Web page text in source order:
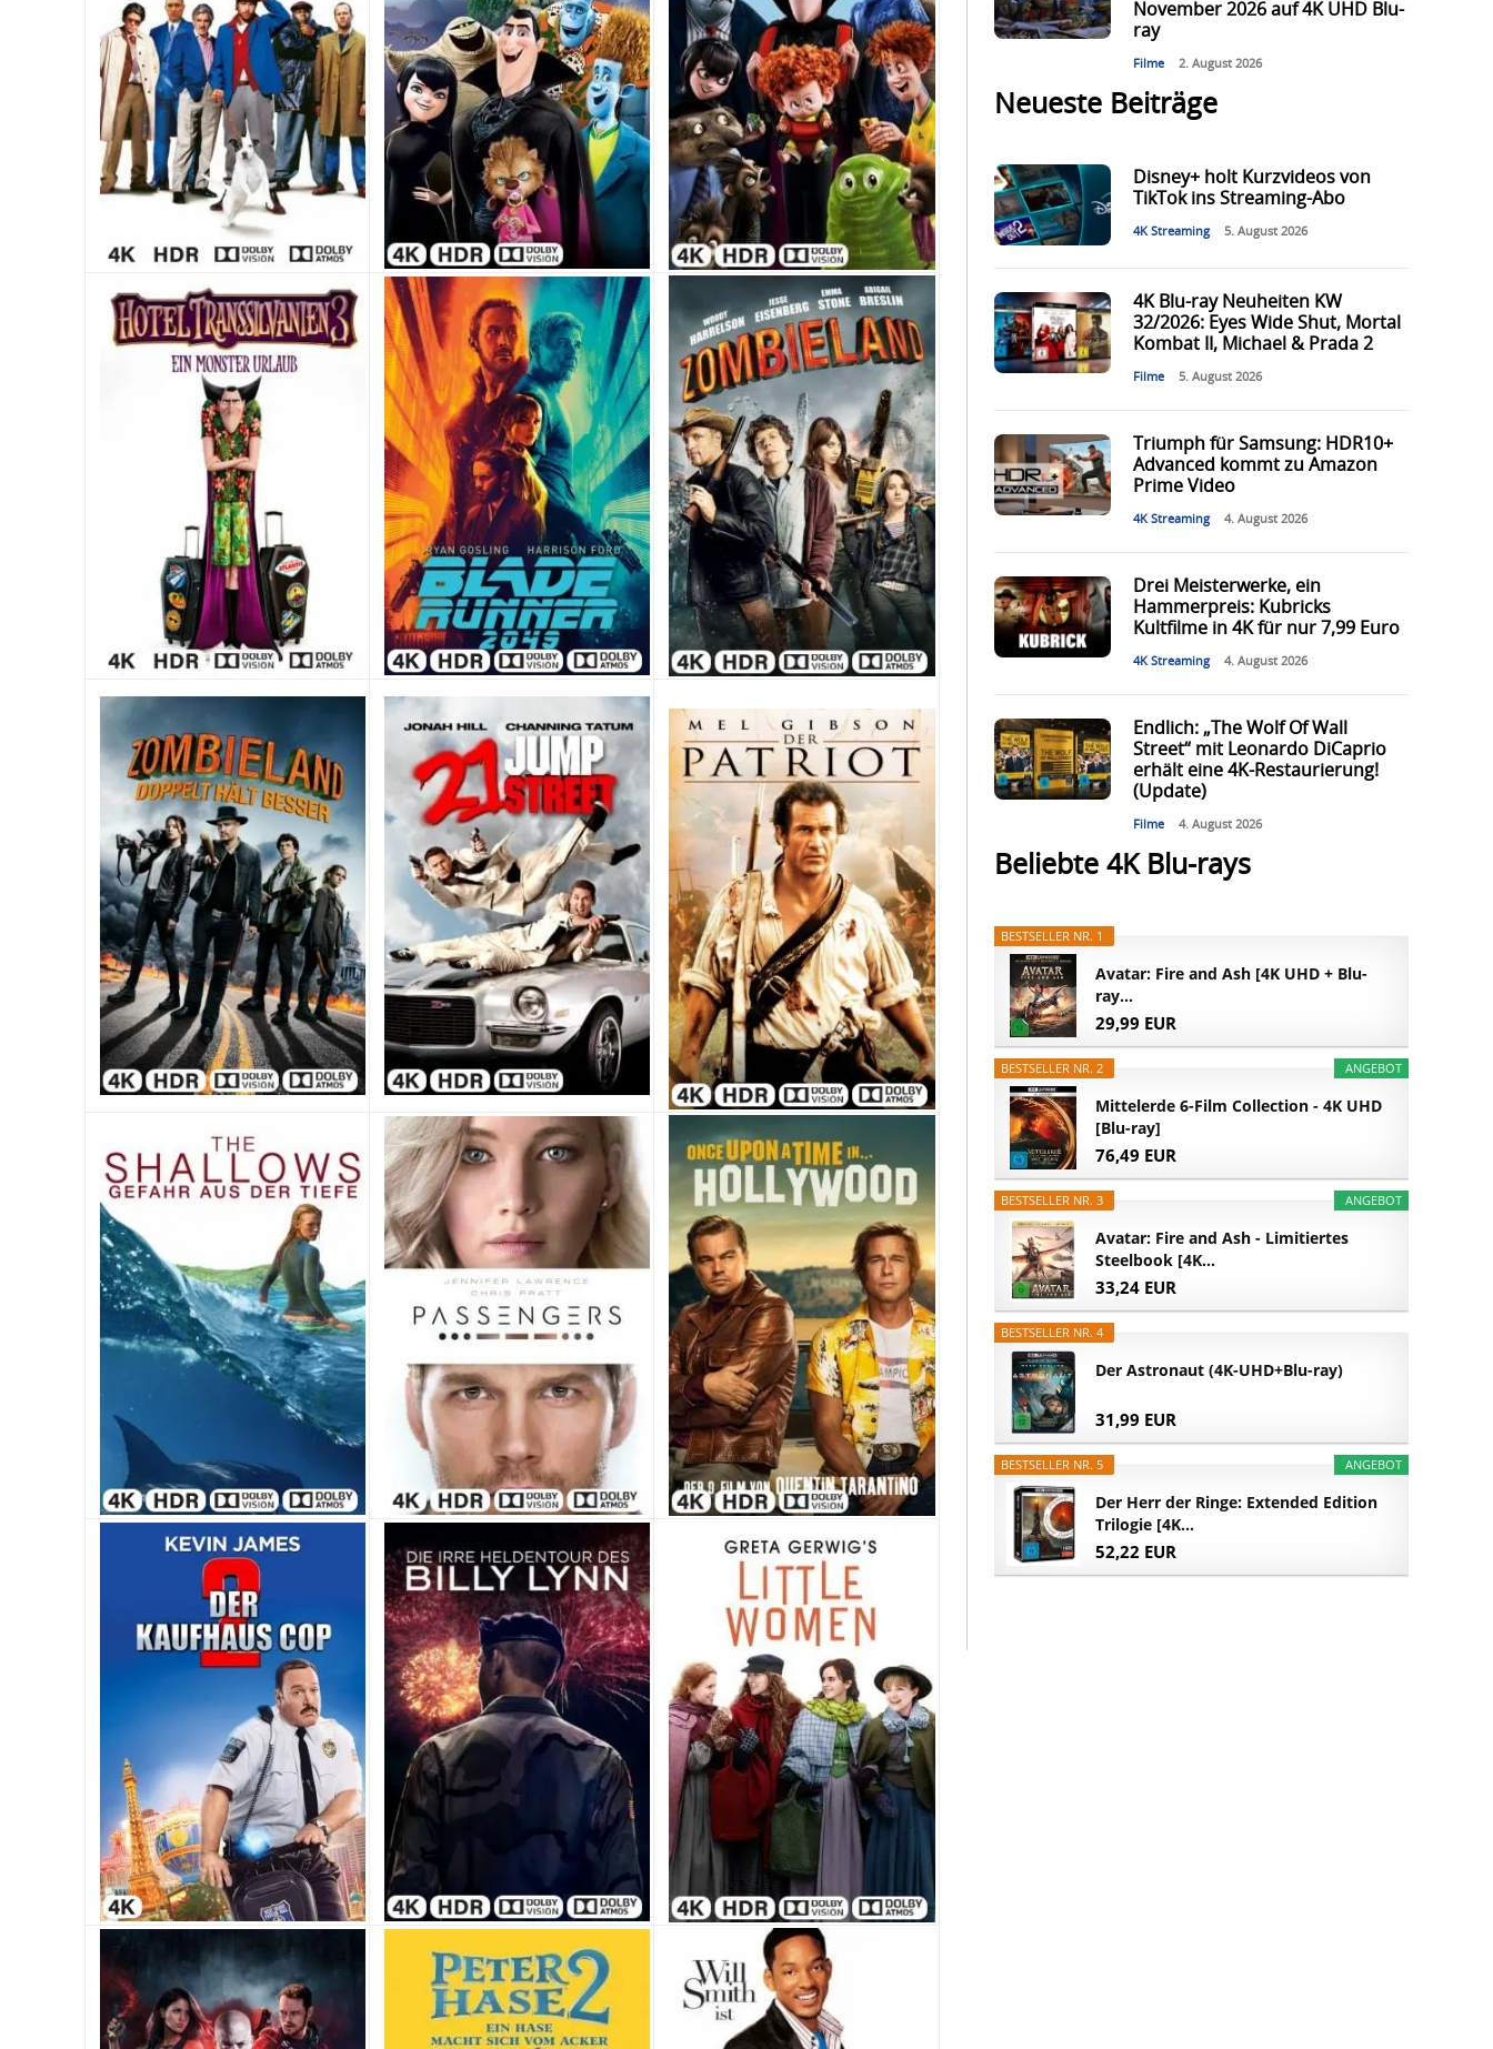
November 2026 auf 4K UHD Blu-
ray
Filme 2. August 2026
Neueste Beiträge
Disney+ holt Kurzvideos von
TikTok ins Streaming-Abo
4K Streaming 5. August 2026
4K Blu-ray Neuheiten KW
32/2026: Eyes Wide Shut, Mortal
Kombat II, Michael & Prada 2
Filme 5. August 2026
Triumph für Samsung: HDR10+
Advanced kommt zu Amazon
Prime Video
4K Streaming 4. August 2026
Drei Meisterwerke, ein
Hammerpreis: Kubricks
Kultfilme in 4K für nur 7,99 Euro
4K Streaming 4. August 2026
Endlich: „The Wolf Of Wall
Street“ mit Leonardo DiCaprio
erhält eine 4K-Restaurierung!
(Update)
Filme 4. August 2026
Beliebte 4K Blu-rays
BESTSELLER NR. 1
Avatar: Fire and Ash [4K UHD + Blu-
ray...
29,99 EUR
ANGEBOT
BESTSELLER NR. 2
Mittelerde 6-Film Collection - 4K UHD
[Blu-ray]
76,49 EUR
ANGEBOT
BESTSELLER NR. 3
Avatar: Fire and Ash - Limitiertes
Steelbook [4K...
33,24 EUR
BESTSELLER NR. 4
Der Astronaut (4K-UHD+Blu-ray)
31,99 EUR
ANGEBOT
BESTSELLER NR. 5
Der Herr der Ringe: Extended Edition
Trilogie [4K...
52,22 EUR